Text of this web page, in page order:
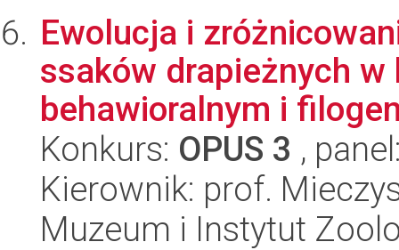
Ewolucja i
ssaków drapieżnych
behawioralnym i
Konkurs: OPUS 3 ,
Kierownik: prof.
Muzeum i Instytut